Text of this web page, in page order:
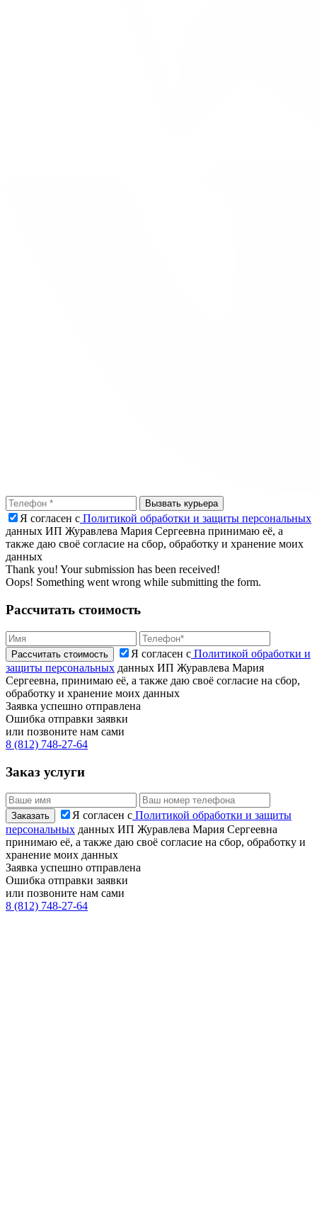
Я согласен с Политикой обработки и защиты персональных
данных ИП Журавлева Мария Сергеевна принимаю её, а
также даю своё согласие на сбор, обработку и хранение моих
данных
Thank you! Your submission has been received!
Oops! Something went wrong while submitting the form.
Рассчитать стоимость
Я согласен с Политикой обработки и
защиты персональных данных ИП Журавлева Мария
Сергеевна, принимаю её, а также даю своё согласие на сбор,
обработку и хранение моих данных
Заявка успешно отправлена
Ошибка отправки заявки
или позвоните нам сами
8 (812) 748-27-64
Заказ услуги
Я согласен с Политикой обработки и защиты
персональных данных ИП Журавлева Мария Сергеевна
принимаю её, а также даю своё согласие на сбор, обработку и
хранение моих данных
Заявка успешно отправлена
Ошибка отправки заявки
или позвоните нам сами
8 (812) 748-27-64